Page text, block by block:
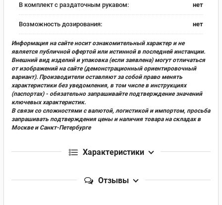
В комплект с раздаточным рукавом: нет
Возможность дозирования: нет
Информация на сайте носит ознакомительный характер и не
является публичной офертой или истинной в последней инстанции.
Внешний вид изделий и упаковка (если заявлена) могут отличаться
от изображений на сайте (демонстрационный ориентировочный
вариант). Производители оставляют за собой право менять
характеристики без уведомления, в том числе в инструкциях
(паспортах) - обязательно запрашивайте подтверждение значений
ключевых характеристик.
В связи со сложностями с валютой, логистикой и импортом, просьба
запрашивать подтверждения цены и наличия товара на складах в
Москве и Санкт-Петербурге
Характеристики
Отзывы